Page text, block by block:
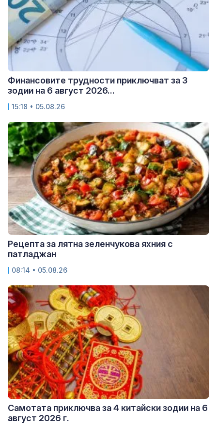
Финансовите трудности приключват за 3
зодии на 6 август 2026...
15:18 • 05.08.26
Рецепта за лятна зеленчукова яхния с
патладжан
08:14 • 05.08.26
Самотата приключва за 4 китайски зодии на 6
август 2026 г.